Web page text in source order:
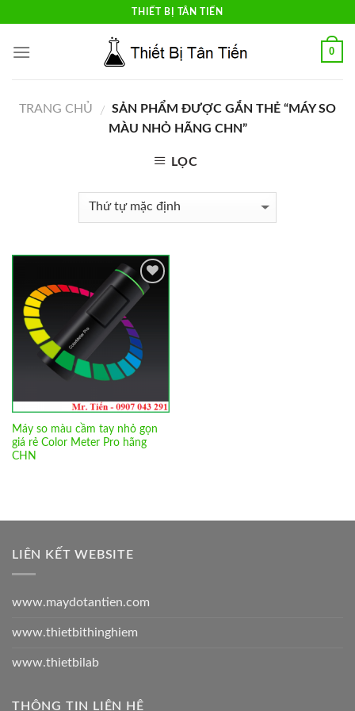
content
THIẾT BỊ TÂN TIẾN
0
TRANG CHỦ / SẢN PHẨM ĐƯỢC GẮN THẺ “MÁY SO
MÀU NHỎ HÃNG CHN”
LỌC
Add to
Wishlist
Máy so màu cầm tay nhỏ gọn
giá rẻ Color Meter Pro hãng
CHN
LIÊN KẾT WEBSITE
www.maydotantien.com
www.thietbithinghiem
www.thietbilab
THÔNG TIN LIÊN HỆ